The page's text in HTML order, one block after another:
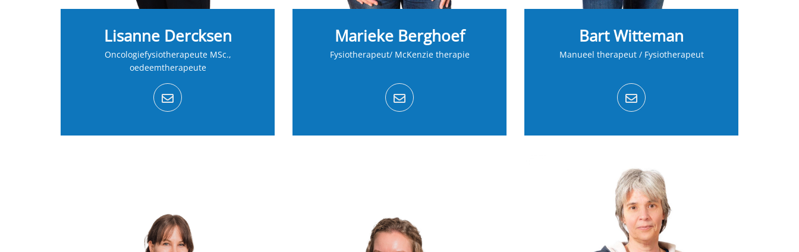
Lisanne Dercksen
Oncologiefysiotherapeute MSc.,
oedeemtherapeute
Marieke Berghoef
Fysiotherapeut/ McKenzie therapie
Bart Witteman
Manueel therapeut / Fysiotherapeut